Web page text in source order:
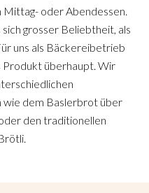
Mittag- oder Abendessen.
grosser Beliebtheit, als
uns als Bäckereibetrieb
Produkt überhaupt. Wir
wie dem Baslerbrot über
den traditionellen